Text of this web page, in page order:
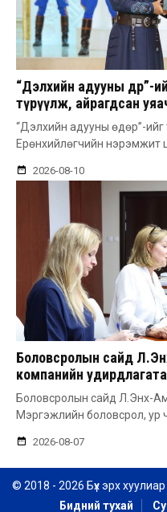
“Дэлхийн адууны өдөр”-
түрүүлж, айрагдсан
“Дэлхийн адууны өдөр”-ийг
Ерөнхийлөгчийн нэрэмжит
2026-08-10
Боловсролын сайд
компанийн
Боловсролын сайд Л.Энх-
Мэргэжлийн боловсрол, ур
2026-08-07
© 2018 - 2026 Бүх эрх
Бидний тухай